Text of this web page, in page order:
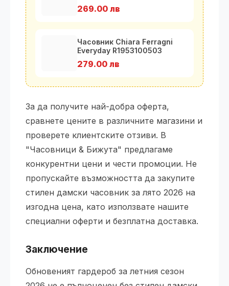
269.00 лв
Часовник Chiara Ferragni
Everyday R1953100503
279.00 лв
За да получите най-добра оферта,
сравнете цените в различните магазини и
проверете клиентските отзиви. В
"Часовници & Бижута" предлагаме
конкурентни цени и чести промоции. Не
пропускайте възможността да закупите
стилен дамски часовник за лято 2026 на
изгодна цена, като използвате нашите
специални оферти и безплатна доставка.
Заключение
Обновеният гардероб за летния сезон